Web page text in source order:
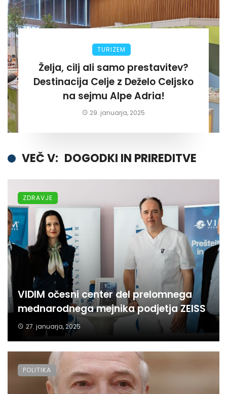
TURIZEM
Želja, cilj ali samo prestavitev?
Destinacija Celje z Deželo Celjsko
na sejmu Alpe Adria!
29. januarja, 2025
VEČ V: DOGODKI IN PRIREDITVE
VIDIM očesni center del prelomnega
mednarodnega mejnika podjetja ZEISS
27. januarja, 2025
ZDRAVJE
POLITIKA